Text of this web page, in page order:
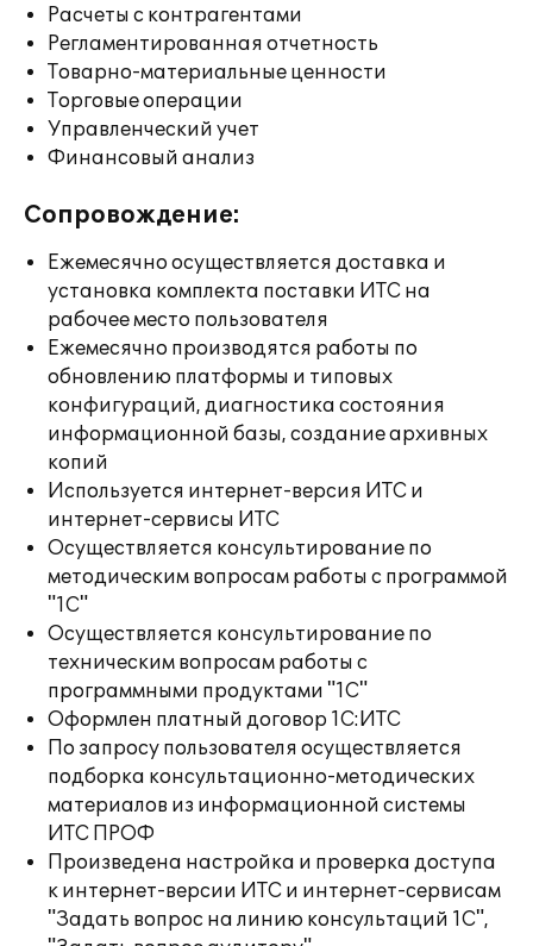
Расчеты с контрагентами
Регламентированная отчетность
Товарно-материальные ценности
Торговые операции
Управленческий учет
Финансовый анализ
Сопровождение:
Ежемесячно осуществляется доставка и
установка комплекта поставки ИТС на
рабочее место пользователя
Ежемесячно производятся работы по
обновлению платформы и типовых
конфигураций, диагностика состояния
информационной базы, создание архивных
копий
Используется интернет-версия ИТС и
интернет-сервисы ИТС
Осуществляется консультирование по
методическим вопросам работы с программой
"1С"
Осуществляется консультирование по
техническим вопросам работы с
программными продуктами "1С"
Оформлен платный договор 1С:ИТС
По запросу пользователя осуществляется
подборка консультационно-методических
материалов из информационной системы
ИТС ПРОФ
Произведена настройка и проверка доступа
к интернет-версии ИТС и интернет-сервисам
"Задать вопрос на линию консультаций 1С",